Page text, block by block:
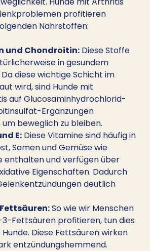
profitieren
Nährstoffen:
und Chondroitin: Diese Stoffe
in gesundem
diese wichtige Schicht im
wird, sind Hunde mit
auf Glucosaminhydrochlorid-
Ergänzungen
um beweglich zu bleiben.
E: Diese Vitamine sind häufig in
Samen und Gemüse wie
enthalten und verfügen über
Eigenschaften. Dadurch
deutlich
So wie wir Menschen
Fettsäuren profitieren, tun dies
Diese Fettsäuren wirken
entzündungshemmend.